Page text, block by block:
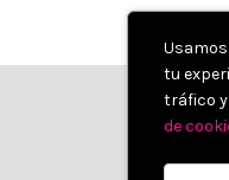
tu
tráfico
de